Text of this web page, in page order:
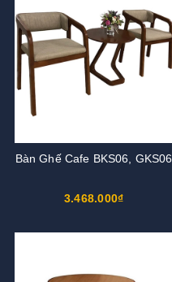
Bàn Ghế Cafe BKS06, GKS06
3.468.000₫